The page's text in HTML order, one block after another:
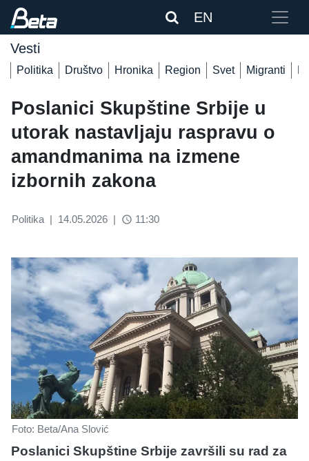
EN
Vesti
Politika Društvo Hronika Region Svet Migranti
Poslanici Skupštine Srbije u
utorak nastavljaju raspravu o
amandmanima na izmene
izbornih zakona
Politika | 14.05.2026 | access_time 11:30
Foto: Beta/Ana Slović
Poslanici Skupštine Srbije završili su rad za